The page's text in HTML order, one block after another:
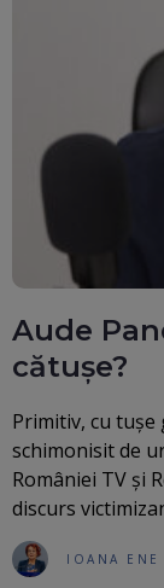
Aude
cătușe?
Primitiv, cu
schimonisit de
României TV și
discurs
IOANA